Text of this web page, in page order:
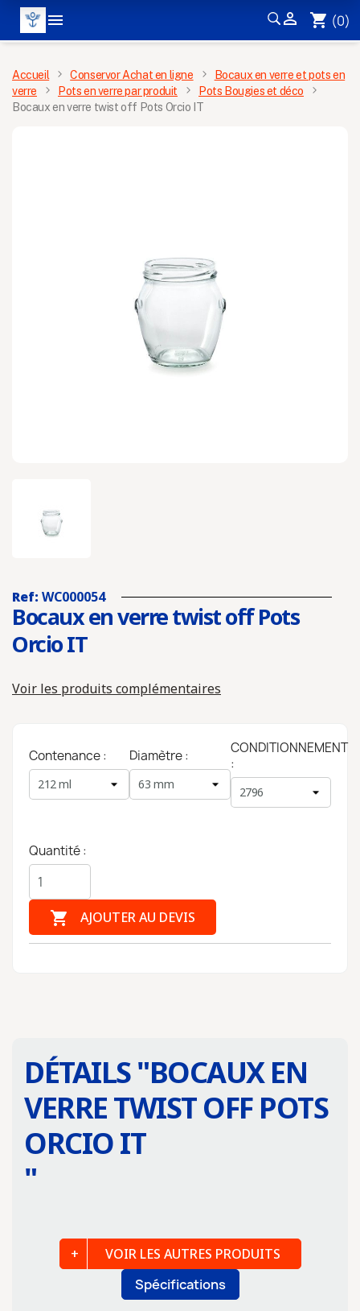
  shopping_cart (0)
MENU
Accueil Conservor Achat en ligne
Bocaux en verre et pots en
verre
Pots en verre par produit
Pots Bougies et déco
Bocaux en verre twist off Pots Orcio IT
Ref: WC000054
Bocaux en verre twist off Pots
Orcio IT
Voir les produits complémentaires
Contenance : Diamètre :
CONDITIONNEMENT
:
Quantité :
 AJOUTER AU DEVIS
DÉTAILS "BOCAUX EN
VERRE TWIST OFF POTS
ORCIO IT
"
Spécifications
VOIR LES AUTRES PRODUITS